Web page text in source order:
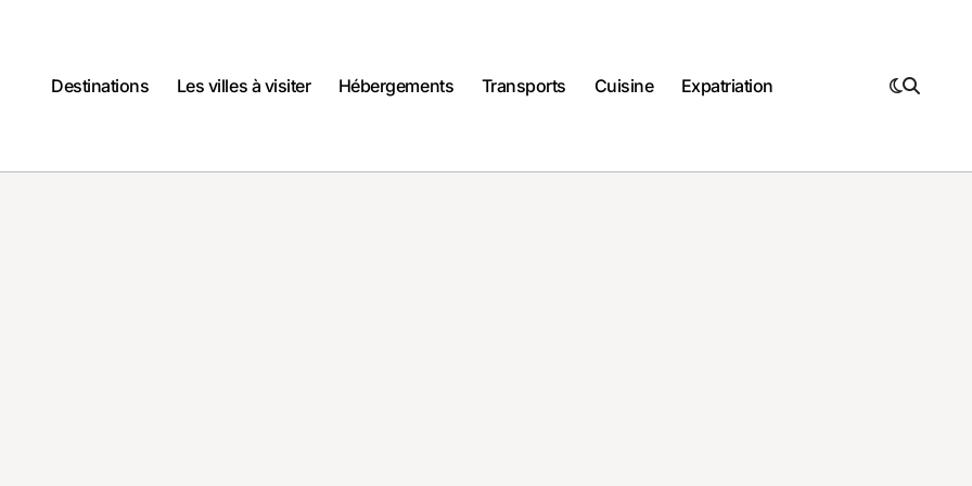
Destinations
Les villes à visiter Hébergements Transports Cuisine Expatriation